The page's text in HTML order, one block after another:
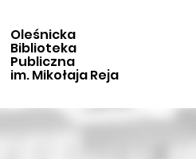
Oleśnicka
Biblioteka
Publiczna
im. Mikołaja Reja